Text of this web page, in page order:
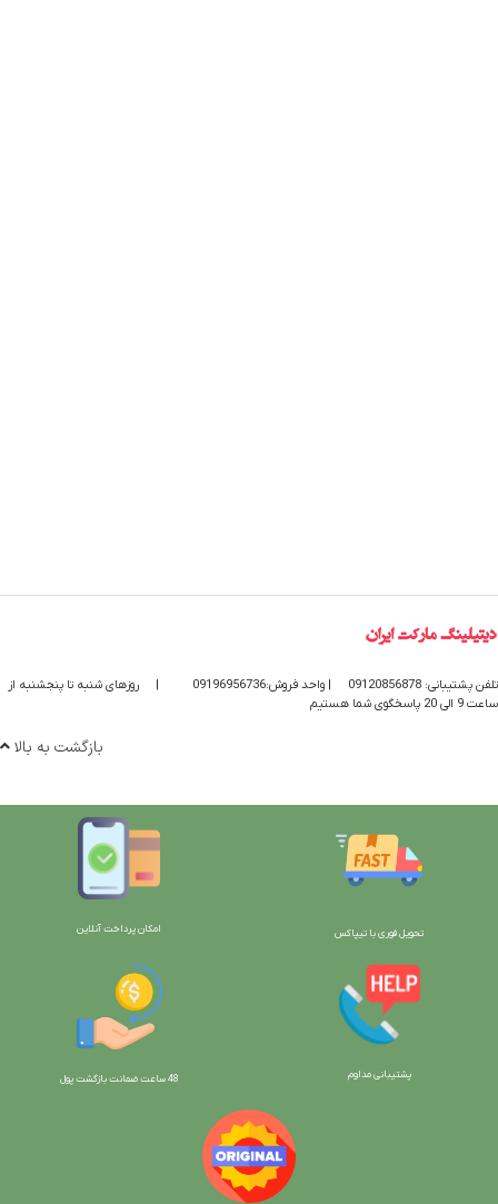
تلفن پشتیبانی: 09120856878 | واحد فروش:09196956736
روزهای شنبه تا پنجشنبه از
ساعت 9 الی 20 پاسخگوی شما هستیم
بازگشت به بالا
تحویل فوری با تیپاکس امکان پرداخت آنلاین
پشتیبانی مداوم 48 ساعت ضمانت بازگش ت پول